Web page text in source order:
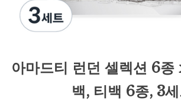
아마드티 런던 셀렉션 6종
백, 티백 6종, 3